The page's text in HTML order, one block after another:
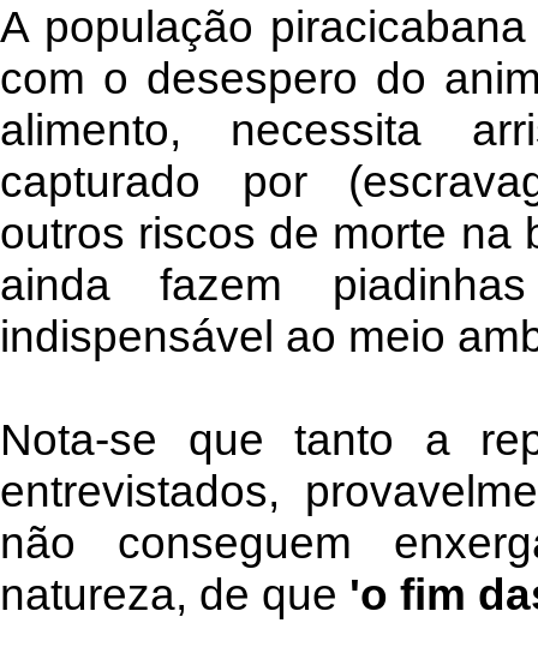
A população
com o desespero do
alimento, necessita
capturado por
outros riscos de morte na
ainda fazem
indispensável ao meio
Nota-se que tanto a
entrevistados,
não conseguem
natureza, de que 'o fim